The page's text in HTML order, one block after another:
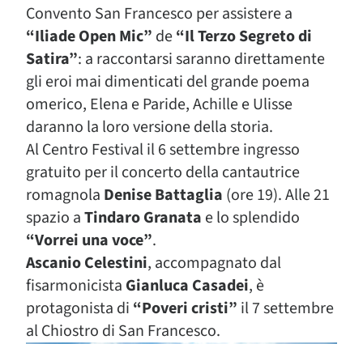
Convento San Francesco per assistere a
“Iliade Open Mic” de“Il Terzo Segreto di
Satira”: a raccontarsi saranno direttamente
gli eroi mai dimenticati del grande poema
omerico, Elena e Paride, Achille e Ulisse
daranno la loro versione della storia.
Al Centro Festival il 6 settembre ingresso
gratuito per il concerto della cantautrice
romagnola Denise Battaglia (ore 19). Alle 21
spazio aTindaro Granata e lo splendido
“Vorrei una voce”.
Ascanio Celestini, accompagnato dal
fisarmonicista Gianluca Casadei, è
protagonista di “Poveri cristi” il 7 settembre
al Chiostro di San Francesco.